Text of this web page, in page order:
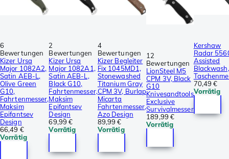
6
Bewertungen
Kizer Ursa
Major 1082A2,
Satin AEB-L,
Olive Green
G10,
Fahrtenmesser,
Maksim
Epifantsev
Design
66,49 €
Vorrätig
2
Bewertungen
Kizer Ursa
Major 1082A1,
Satin AEB-L,
Black G10,
Fahrtenmesser,
Maksim
Epifantsev
Design
69,99 €
Vorrätig
4
Bewertungen
Kizer Begleiter
Fix 1045MD1,
Stonewashed
Titanium Gray
CPM 3V, Burlap
Micarta
Fahrtenmesser,
Azo Design
89,99 €
Vorrätig
12
Bewertungen
LionSteel M5
CPM 3V, Black
G10
Knivesandtools
Exclusive
Survivalmesser
189,99 €
Vorrätig
Kershaw
Radar
Assisted
Blackwash,
70,49 €
Vorrätig